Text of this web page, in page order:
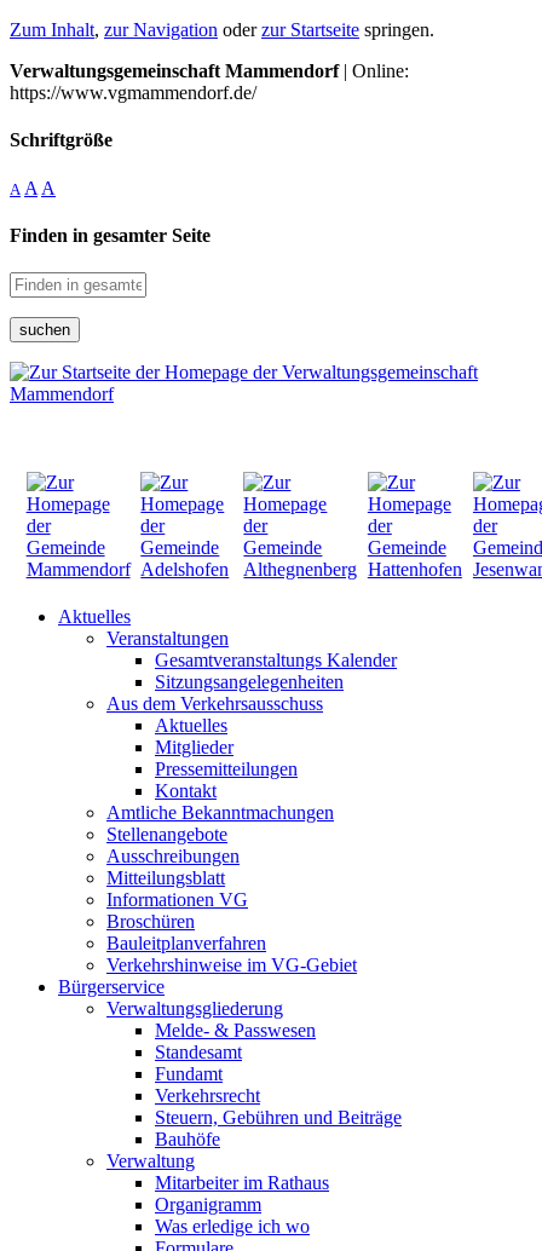
Zum Inhalt, zur Navigation oderzur Startseite springen.
Verwaltungsgemeinschaft Mammendorf| Online:
https://www.vgmammendorf.de/
Schriftgröße
A A A
Finden in gesamter Seite
suchen
Aktuelles
Veranstaltungen
Gesamtveranstaltungs Kalender
Sitzungsangelegenheiten
Aus dem Verkehrsausschuss
Aktuelles
Mitglieder
Pressemitteilungen
Kontakt
Amtliche Bekanntmachungen
Stellenangebote
Ausschreibungen
Mitteilungsblatt
Informationen VG
Broschüren
Bauleitplanverfahren
Verkehrshinweise im VG-Gebiet
Bürgerservice
Verwaltungsgliederung
Melde- & Passwesen
Standesamt
Fundamt
Verkehrsrecht
Steuern, Gebühren und Beiträge
Bauhöfe
Verwaltung
Mitarbeiter im Rathaus
Organigramm
Was erledige ich wo